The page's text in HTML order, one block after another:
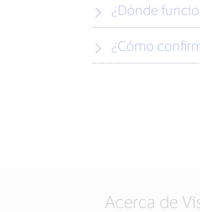
¿Dónde
¿Cómo
Acerca de